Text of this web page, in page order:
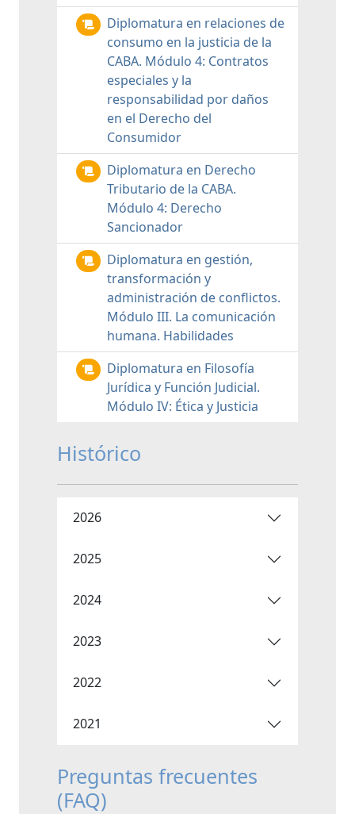
Diplomatura en relaciones de
consumo en la justicia de la
CABA. Módulo 4: Contratos
especiales y la
responsabilidad por daños
en el Derecho del
Consumidor
Diplomatura en Derecho
Tributario de la CABA.
Módulo 4: Derecho
Sancionador
Diplomatura en gestión,
transformación y
administración de conflictos.
Módulo III. La comunicación
humana. Habilidades
Diplomatura en Filosofía
Jurídica y Función Judicial.
Módulo IV: Ética y Justicia
Histórico
2026
2025
2024
2023
2022
2021
Preguntas frecuentes
(FAQ)